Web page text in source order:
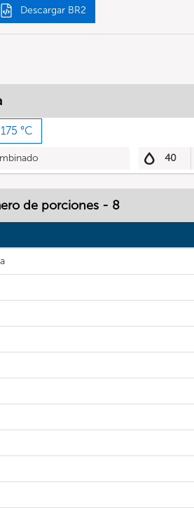
Descargar BR2
175 °C
40
de porciones - 8